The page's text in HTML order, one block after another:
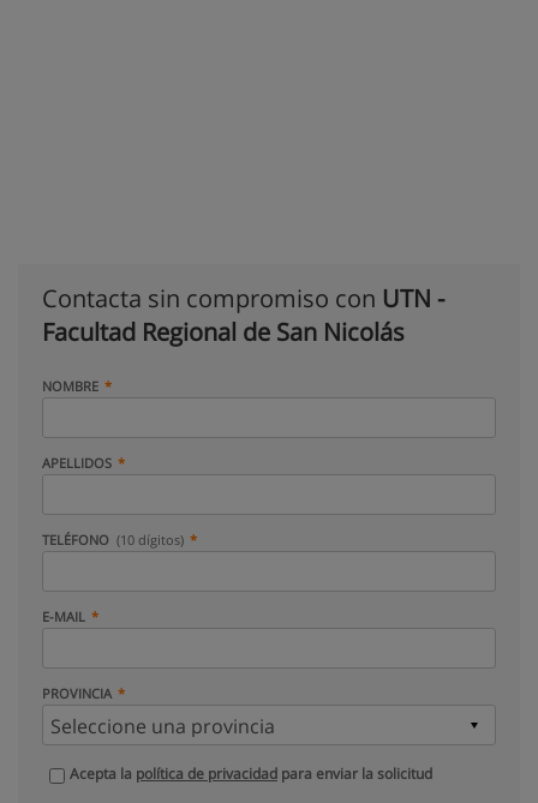
Contacta sin compromiso con UTN -
Facultad Regional de San Nicolás
NOMBRE
APELLIDOS
TELÉFONO (10 dígitos)
E-MAIL
PROVINCIA
Acepta la política de privacidad para enviar la solicitud